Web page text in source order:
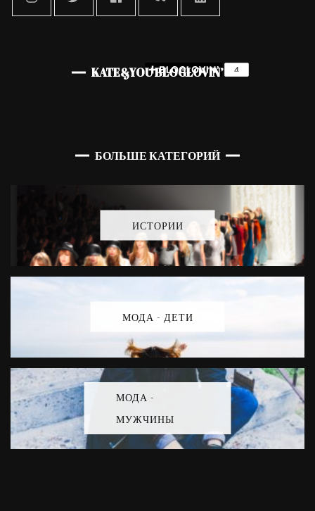
KATE&YOU BLOGLOVIN’
БОЛЬШЕ КАТЕГОРИЙ
ИСТОРИИ
МОДА - ДЕТИ
МОДА -
МУЖЧИНЫ